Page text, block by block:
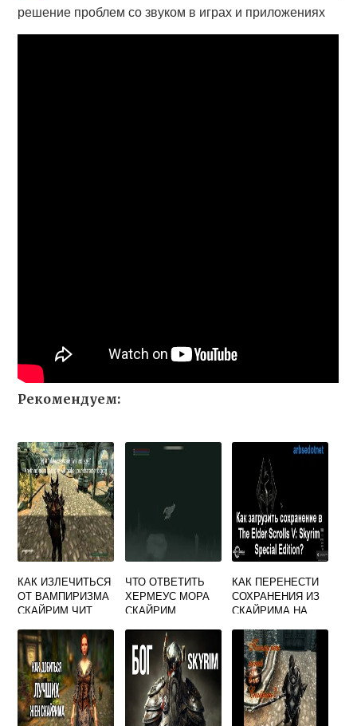
решение проблем со звуком в играх и приложениях
Рекомендуем:
КАК ИЗЛЕЧИТЬСЯ
ОТ ВАМПИРИЗМА
СКАЙРИМ ЧИТ
ЧТО ОТВЕТИТЬ
ХЕРМЕУС МОРА
СКАЙРИМ
КАК ПЕРЕНЕСТИ
СОХРАНЕНИЯ ИЗ
СКАЙРИМА НА